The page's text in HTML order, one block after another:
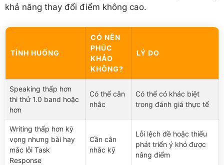
khả năng thay đổi điểm không cao.
TÌNH HUỐNG
CÓ NÊN
PHÚC
KHẢO
KHÔNG?
LÝ DO
Speaking thấp hơn
thi thử 1.0 band hoặc
hơn
Có thể cân
nhắc
Có thể có khác biệt
trong đánh giá thực tế
Writing thấp hơn kỳ
vọng nhưng bài hay
mắc lỗi Task
Response
Cần cân
nhắc kỹ
Lỗi lệch đề hoặc thiếu
phát triển ý khó được
nâng điểm